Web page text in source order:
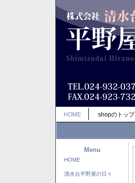
HOME shopのトップ
Menu
HOME
清水台平野屋の日々